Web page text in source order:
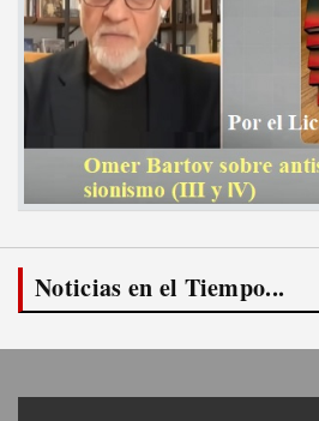
Noticias en el Tiempo...